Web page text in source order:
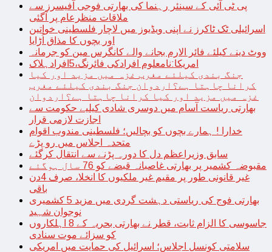
پی ٹی آئی کے سینئر رہنما کی بھارتی فوجی آفیسرز سے
ملاقات منظرعام پر آگئی
اسرائیلی ٹک ٹاکرز نے اپنی ویڈیوز میں لاچار فلسطینی خواتین
اور بچوں کا مذاق اُڑایا
ووٹ دینے کیلئے فائر الارم بجانے والے کانگرس مین کو جرمانہ
امریکا:نامعلوم افرادکی فائرنگ،5افرادہلاک
جنگ بندی کیلئے مغرب غزہ میں مزید اور کیا
کرانا چاہتا ہے؟اردوان جنگ بندی کیلئے مغرب
غزہ میں مزید اور کیا کرانا چاہتا ہے؟اردوان
بھارتی ریاست آسام میں دوسری شادی کیلیے حکومت سے
اجازت لازمی قرار
خدارا ! ہمارے بچوں کو بچالیں؛ فلسطینی مندوب اقوام
متحدہ اجلاس میں رو پڑے
سابق وزیراعظم دل کا دورہ پڑنے سے انتقال کرگئے
مقبوضہ کشمیر پر بھارتی غاصبانہ قبضے کو 76 سال ہوگئے
غیر قانونی طور پر مقیم غیر ملکیوں کا انخلا، صرف 4دن
باقی
بھارتی فوج کی ریاستی دہشت گردی میں مزید 5 کشمیری
نوجوان شہید
جاسوسی کا الزام ثابت، قطر نے بھارتی بحریہ کے 8 اہلکاروں
کو سزائے موت سنادی
سلامتی کونسل اجلاس؛ اسرائیل کی حمایت میں امریکی